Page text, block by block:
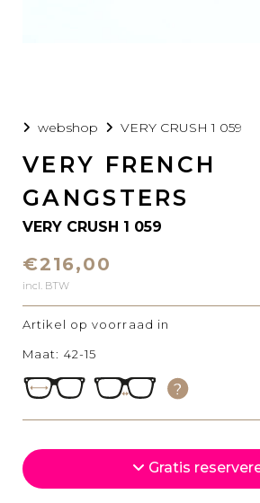
webshop VERY CRUSH 1 059
VERY FRENCH
GANGSTERS
VERY CRUSH 1 059
€216,00
incl. BTW
Artikel op voorraad in
Maat: 42-15
Gratis